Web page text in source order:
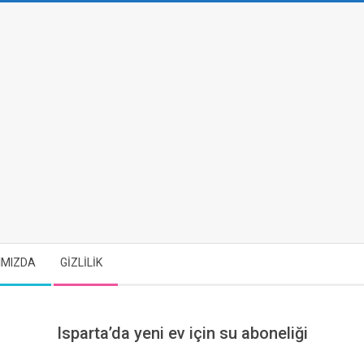
GİZLİLİK
Isparta’da yeni ev için su aboneliği